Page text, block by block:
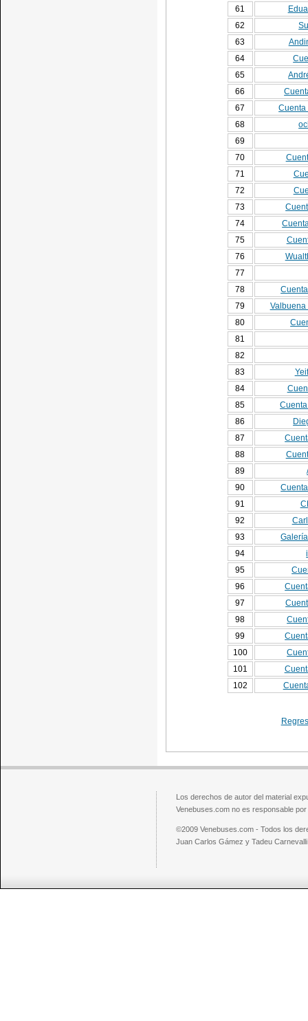
61
62
63
64
65
66
67
Cuenta
68
69
70
71
72
73
74
75
76
77
78
79
Valbuena
80
81
82
83
84
85
86
87
88
89
90
91
92
93
94
95
96
97
98
99
100
101
102
Los derechos de autor del material
Venebuses.com no es responsable
©2009 Venebuses.com - Todos los
Juan Carlos Gámez y Tadeu Carnevalli